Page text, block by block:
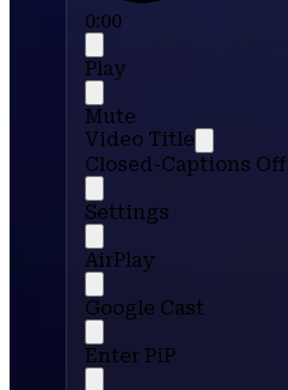
0:00
Play
Mute
Video Title
Closed-Captions Off
Settings
AirPlay
Google Cast
Enter PiP